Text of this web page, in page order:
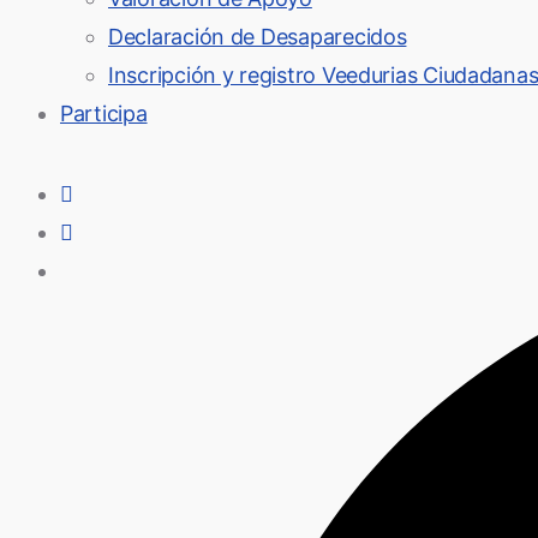
Declaración de Desaparecidos
Inscripción y registro Veedurias Ciudadanas
Participa